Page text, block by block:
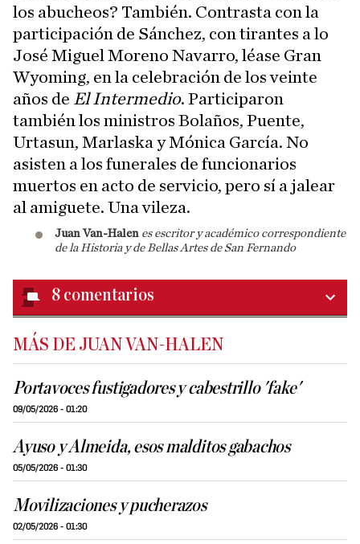
los abucheos? También. Contrasta con la
participación de Sánchez, con tirantes a lo
José Miguel Moreno Navarro, léase Gran
Wyoming, en la celebración de los veinte
años de El Intermedio. Participaron
también los ministros Bolaños, Puente,
Urtasun, Marlaska y Mónica García. No
asisten a los funerales de funcionarios
muertos en acto de servicio, pero sí a jalear
al amiguete. Una vileza.
Juan Van-Halen es escritor y académico correspondiente
de la Historia y de Bellas Artes de San Fernando
8 comentarios
MÁS DE JUAN VAN-HALEN
Portavoces fustigadores y cabestrillo 'fake'
09/05/2026 - 01:20
Ayuso y Almeida, esos malditos gabachos
05/05/2026 - 01:30
Movilizaciones y pucherazos
02/05/2026 - 01:30